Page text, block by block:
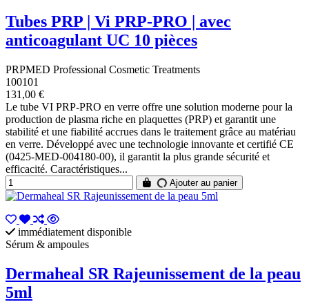
Tubes PRP | Vi PRP-PRO | avec
anticoagulant UC 10 pièces
PRPMED Professional Cosmetic Treatments
100101
131,00 €
Le tube VI PRP-PRO en verre offre une solution moderne pour la
production de plasma riche en plaquettes (PRP) et garantit une
stabilité et une fiabilité accrues dans le traitement grâce au matériau
en verre. Développé avec une technologie innovante et certifié CE
(0425-MED-004180-00), il garantit la plus grande sécurité et
efficacité. Caractéristiques...
Ajouter au panier
immédiatement disponible
Sérum & ampoules
Dermaheal SR Rajeunissement de la peau
5ml